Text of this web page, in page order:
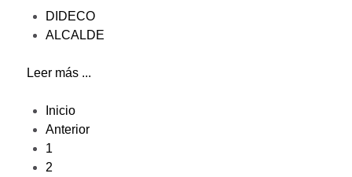
DIDECO
ALCALDE
Leer más ...
Inicio
Anterior
1
2